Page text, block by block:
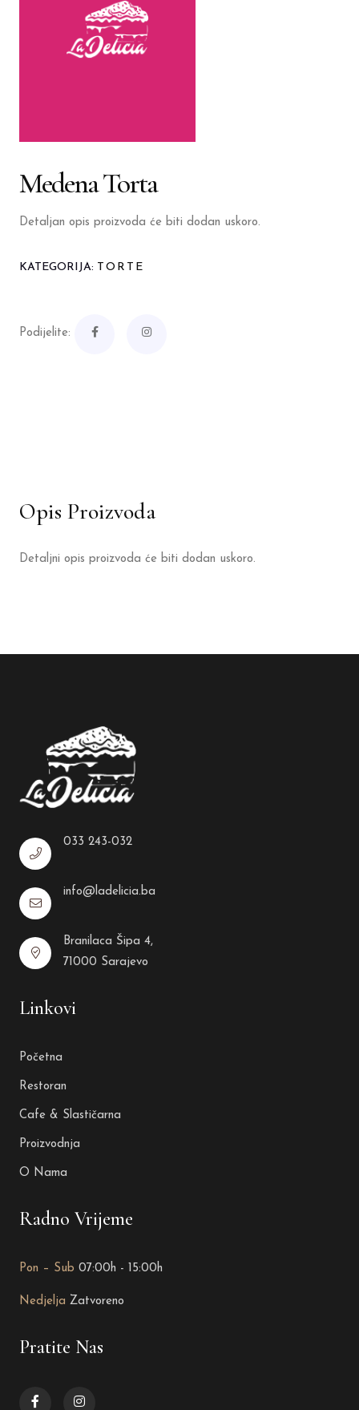
Medena Torta
Detaljan opis proizvoda će biti dodan uskoro.
KATEGORIJA: TORTE
Podijelite:
Opis Proizvoda
Detaljni opis proizvoda će biti dodan uskoro.
033 243-032
info@ladelicia.ba
Branilaca Šipa 4,
71000 Sarajevo
Linkovi
Početna
Restoran
Cafe & Slastičarna
Proizvodnja
O Nama
Radno Vrijeme
Pon – Sub 07:00h - 15:00h
Nedjelja Zatvoreno
Pratite Nas